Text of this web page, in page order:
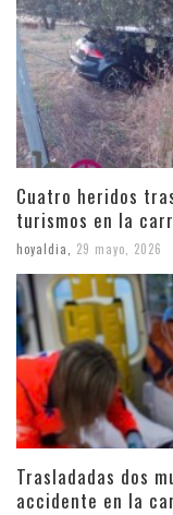
Cuatro heridos
turismos en la
hoyaldia 29 mayo, 2026
Trasladadas dos
accidente en la